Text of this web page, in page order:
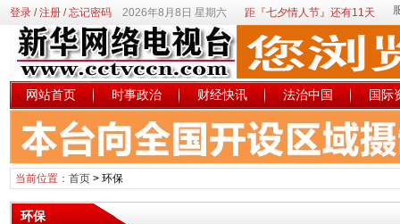
登录/注册/忘记密码 2026年8月8日 星期六 距『七夕情人节』还有11天
网站首页 时事政治 财经快讯 法治中国 国际
当前位置： 首页> 环保
环保